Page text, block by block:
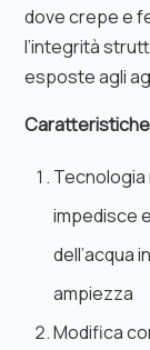
dove crepe e
l’integrità
esposte agli
impedisce
dell’acqua
ampiezza
Modifica